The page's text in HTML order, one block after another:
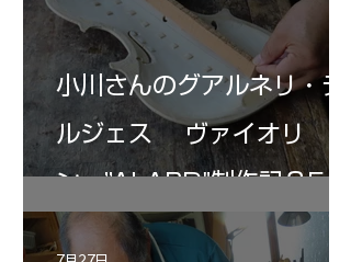
小川さんのグアルネリ・デ
ルジェス ヴァイオリ
ン ”ALARD"制作記３5